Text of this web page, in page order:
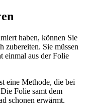
haben, können Sie
zubereiten. Sie müssen
einmal aus der Folie
eine Methode, die bei
Folie samt dem
schonen erwärmt.